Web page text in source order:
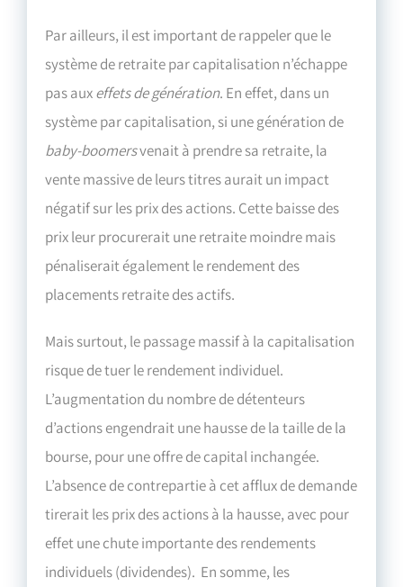
Par ailleurs, il est important de rappeler que le
système de retraite par capitalisation n’échappe
pas auxeffets de génération. En effet, dans un
système par capitalisation, si une génération de
baby-boomersvenait à prendre sa retraite, la
vente massive de leurs titres aurait un impact
négatif sur les prix des actions. Cette baisse des
prix leur procurerait une retraite moindre mais
pénaliserait également le rendement des
placements retraite des actifs.
Mais surtout, le passage massif à la capitalisation
risque de tuer le rendement individuel.
L’augmentation du nombre de détenteurs
d’actions engendrait une hausse de la taille de la
bourse, pour une offre de capital inchangée.
L’absence de contrepartie à cet afflux de demande
tirerait les prix des actions à la hausse, avec pour
effet une chute importante des rendements
individuels (dividendes). En somme, les